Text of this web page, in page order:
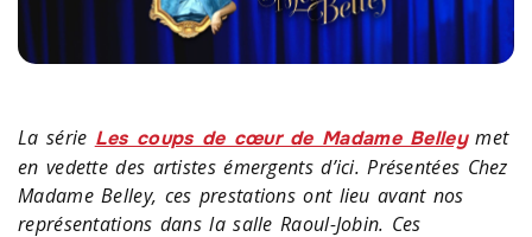
La série Les coups de cœur de Madame Belleymet
en vedette des artistes émergents d’ici. Présentées Chez
Madame Belley, ces prestations ont lieu avant nos
représentations dans la salle Raoul-Jobin. Ces